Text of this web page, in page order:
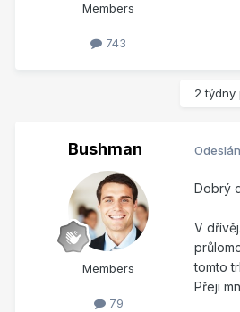
Members
743
2 týdny
Bushman
Members
79
Dobrý
V
tomto
Přeji